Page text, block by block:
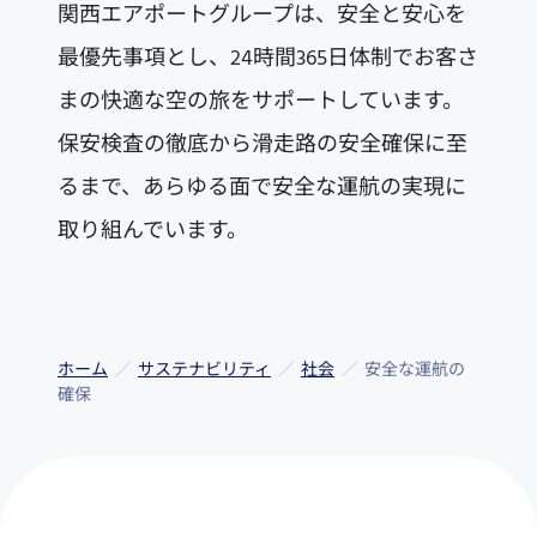
関西エアポートグループは、安全と安心を
最優先事項とし、24時間365日体制でお客さ
まの快適な空の旅をサポートしています。
保安検査の徹底から滑走路の安全確保に至
るまで、あらゆる面で安全な運航の実現に
取り組んでいます。
ホーム サステナビリティ 社会
安全な運航の
確保